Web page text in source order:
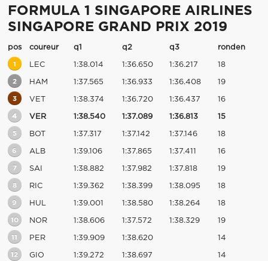
FORMULA 1 SINGAPORE AIRLINES
SINGAPORE GRAND PRIX 2019
pos coureur q1 q2 q3 ronden
1 LEC 1:38.014 1:36.650 1:36.217 18
2 HAM 1:37.565 1:36.933 1:36.408 19
3 VET 1:38.374 1:36.720 1:36.437 16
4 VER 1:38.540 1:37.089 1:36.813 15
5 BOT 1:37.317 1:37.142 1:37.146 18
6 ALB 1:39.106 1:37.865 1:37.411 16
7 SAI 1:38.882 1:37.982 1:37.818 19
8 RIC 1:39.362 1:38.399 1:38.095 18
9 HUL 1:39.001 1:38.580 1:38.264 18
10 NOR 1:38.606 1:37.572 1:38.329 19
11 PER 1:39.909 1:38.620 14
12 GIO 1:39.272 1:38.697 14